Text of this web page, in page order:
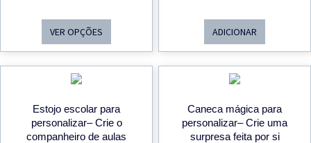
33,40 €
VER OPÇÕES
Era:
69,00 €.62,90 €.
ADICIONAR
Estojo escolar para
personalizar– Crie o
companheiro de aulas
Caneca mágica para
personalizar– Crie uma
surpresa feita por si